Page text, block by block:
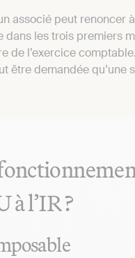
associé peut renoncer à
dans les trois premiers
de l’exercice
être demandée qu’une
à l’IR ?